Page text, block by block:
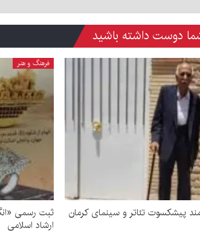
دوست داشته باشید
پیشکسوت تئاتر و سینمای کرمان
فرهنگ و هنر
ثبت رسمی
ارشاد اسلامی